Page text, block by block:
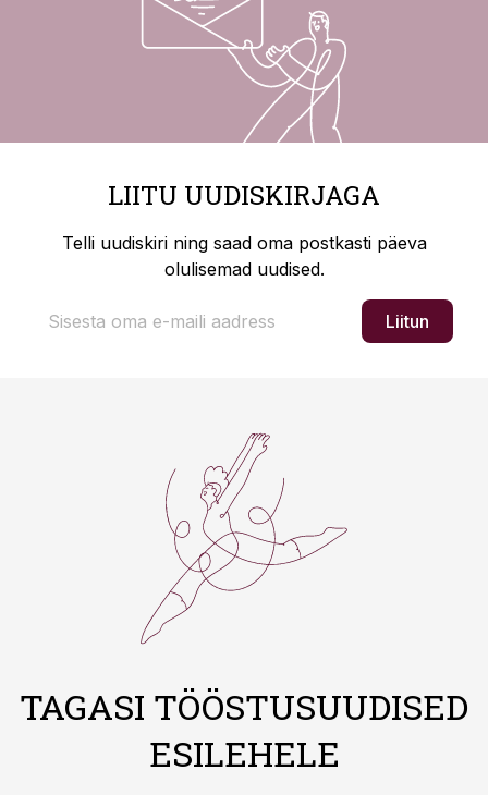
LIITU UUDISKIRJAGA
Telli uudiskiri ning saad oma postkasti päeva
olulisemad uudised.
Liitun
TAGASI TÖÖSTUSUUDISED
ESILEHELE